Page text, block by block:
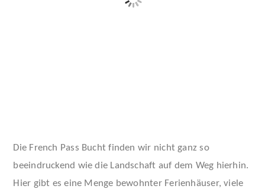
Die French Pass Bucht finden wir nicht ganz so
beeindruckend wie die Landschaft auf dem Weg hierhin.
Hier gibt es eine Menge bewohnter Ferienhäuser, viele